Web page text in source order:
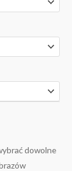
dowolne